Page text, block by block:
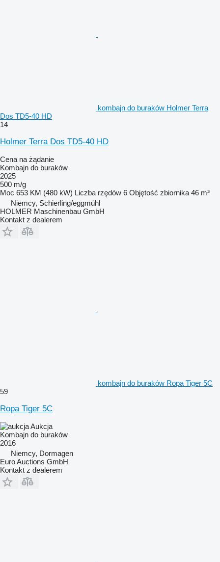
kombajn do buraków Holmer Terra
Dos TD5-40 HD
14
Holmer Terra Dos TD5-40 HD
Cena na żądanie
Kombajn do buraków
2025
500 m/g
Moc 653 KM (480 kW) Liczba rzędów 6 Objętość zbiornika 46 m³
Niemcy, Schierling/eggmühl
HOLMER Maschinenbau GmbH
Kontakt z dealerem
kombajn do buraków Ropa Tiger 5C
59
Ropa Tiger 5C
Aukcja
Kombajn do buraków
2016
Niemcy, Dormagen
Euro Auctions GmbH
Kontakt z dealerem